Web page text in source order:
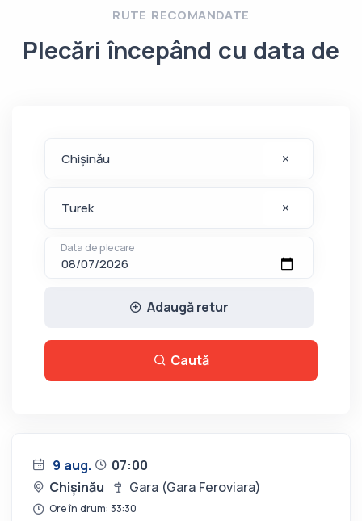
RUTE RECOMANDATE
Plecări începând cu data de
Data de plecare
Adaugă retur
Caută
9 aug.
07:00
Chișinău
Gara (Gara Feroviara)
Ore în drum: 33:30